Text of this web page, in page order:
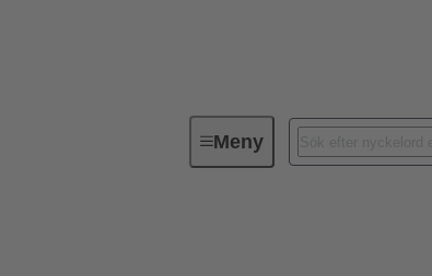
MenyFörbindningsteknik